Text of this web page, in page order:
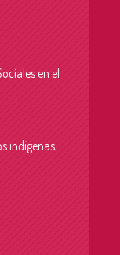
en el
indígenas,